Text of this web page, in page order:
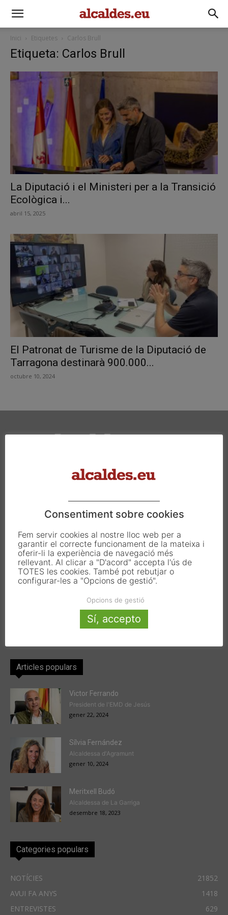
Inici Etiquetes Carlos Brull
Etiqueta: Carlos Brull
La Diputació i el Ministeri per a la Transició
Ecològica i...
abril 15, 2025
El Patronat de Turisme de la Diputació de
Tarragona destinarà 900.000...
octubre 10, 2024
Carrer Francesc Carbonell 46-48
08034 Barcelona
info@alcaldes.eu
Amb la col·laboració de:
Articles populars
Victor Ferrando
President de l'EMD de Jesús
gener 22, 2024
Sílvia Fernández
Alcaldessa d'Agramunt
gener 10, 2024
Meritxell Budó
Alcaldessa de La Garriga
desembre 18, 2023
Categories populars
NOTÍCIES
21852
AVUI FA ANYS
1418
ENTREVISTES
629
Consentiment sobre cookies
Fem servir cookies al nostre lloc web per a
garantir el correcte funcionament de la mateixa i
oferir-li la experiència de navegació més
rellevant. Al clicar a "D'acord" accepta l'ús de
TOTES les cookies. També pot rebutjar o
configurar-les a "Opcions de gestió".
Opcions de gestió
Sí, accepto